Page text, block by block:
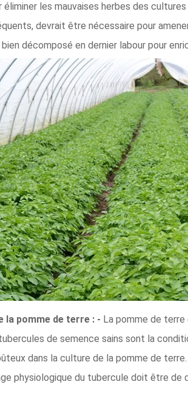
les mauvaises herbes des
devrait être nécessaire pour
décomposé en dernier labour pour
la pomme de terre : - La pomme de
de semence sains sont la
dans la culture de la pomme de
physiologique du tubercule doit être